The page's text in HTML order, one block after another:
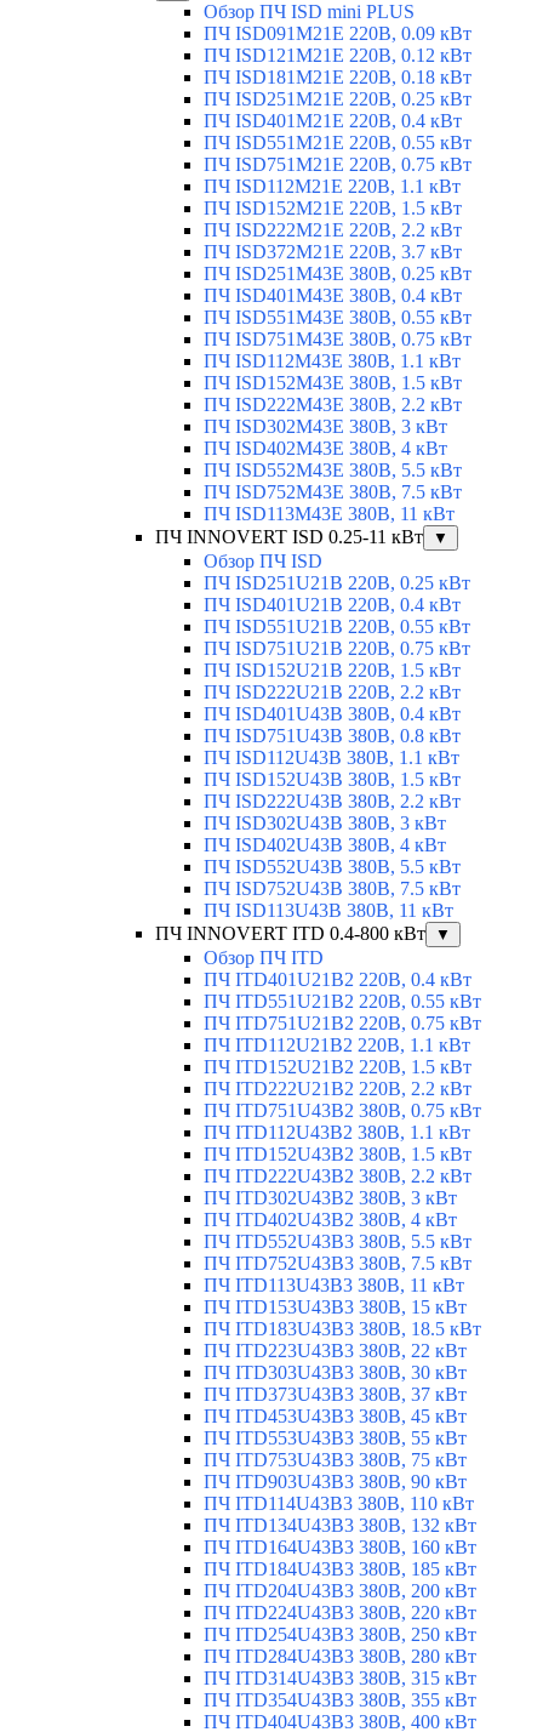
Обзор ПЧ ISD mini PLUS
ПЧ ISD091M21E 220В, 0.09 кВт
ПЧ ISD121M21E 220В, 0.12 кВт
ПЧ ISD181M21E 220В, 0.18 кВт
ПЧ ISD251M21E 220В, 0.25 кВт
ПЧ ISD401M21E 220В, 0.4 кВт
ПЧ ISD551M21E 220В, 0.55 кВт
ПЧ ISD751M21E 220В, 0.75 кВт
ПЧ ISD112M21E 220В, 1.1 кВт
ПЧ ISD152M21E 220В, 1.5 кВт
ПЧ ISD222M21E 220В, 2.2 кВт
ПЧ ISD372M21E 220В, 3.7 кВт
ПЧ ISD251M43E 380В, 0.25 кВт
ПЧ ISD401M43E 380В, 0.4 кВт
ПЧ ISD551M43E 380В, 0.55 кВт
ПЧ ISD751M43E 380В, 0.75 кВт
ПЧ ISD112M43E 380В, 1.1 кВт
ПЧ ISD152M43E 380В, 1.5 кВт
ПЧ ISD222M43E 380В, 2.2 кВт
ПЧ ISD302M43E 380В, 3 кВт
ПЧ ISD402M43E 380В, 4 кВт
ПЧ ISD552M43E 380В, 5.5 кВт
ПЧ ISD752M43E 380В, 7.5 кВт
ПЧ ISD113M43E 380В, 11 кВт
ПЧ INNOVERT ISD 0.25-11 кВт
▼
Обзор ПЧ ISD
ПЧ ISD251U21B 220В, 0.25 кВт
ПЧ ISD401U21B 220В, 0.4 кВт
ПЧ ISD551U21B 220В, 0.55 кВт
ПЧ ISD751U21B 220В, 0.75 кВт
ПЧ ISD152U21B 220В, 1.5 кВт
ПЧ ISD222U21B 220В, 2.2 кВт
ПЧ ISD401U43B 380В, 0.4 кВт
ПЧ ISD751U43B 380В, 0.8 кВт
ПЧ ISD112U43B 380В, 1.1 кВт
ПЧ ISD152U43B 380В, 1.5 кВт
ПЧ ISD222U43B 380В, 2.2 кВт
ПЧ ISD302U43B 380В, 3 кВт
ПЧ ISD402U43B 380В, 4 кВт
ПЧ ISD552U43B 380В, 5.5 кВт
ПЧ ISD752U43B 380В, 7.5 кВт
ПЧ ISD113U43B 380В, 11 кВт
ПЧ INNOVERT ITD 0.4-800 кВт
▼
Обзор ПЧ ITD
ПЧ ITD401U21B2 220В, 0.4 кВт
ПЧ ITD551U21B2 220В, 0.55 кВт
ПЧ ITD751U21B2 220В, 0.75 кВт
ПЧ ITD112U21B2 220В, 1.1 кВт
ПЧ ITD152U21B2 220В, 1.5 кВт
ПЧ ITD222U21B2 220В, 2.2 кВт
ПЧ ITD751U43B2 380В, 0.75 кВт
ПЧ ITD112U43B2 380В, 1.1 кВт
ПЧ ITD152U43B2 380В, 1.5 кВт
ПЧ ITD222U43B2 380В, 2.2 кВт
ПЧ ITD302U43B2 380В, 3 кВт
ПЧ ITD402U43B2 380В, 4 кВт
ПЧ ITD552U43B3 380В, 5.5 кВт
ПЧ ITD752U43B3 380В, 7.5 кВт
ПЧ ITD113U43B3 380В, 11 кВт
ПЧ ITD153U43B3 380В, 15 кВт
ПЧ ITD183U43B3 380В, 18.5 кВт
ПЧ ITD223U43B3 380В, 22 кВт
ПЧ ITD303U43B3 380В, 30 кВт
ПЧ ITD373U43B3 380В, 37 кВт
ПЧ ITD453U43B3 380В, 45 кВт
ПЧ ITD553U43B3 380В, 55 кВт
ПЧ ITD753U43B3 380В, 75 кВт
ПЧ ITD903U43B3 380В, 90 кВт
ПЧ ITD114U43B3 380В, 110 кВт
ПЧ ITD134U43B3 380В, 132 кВт
ПЧ ITD164U43B3 380В, 160 кВт
ПЧ ITD184U43B3 380В, 185 кВт
ПЧ ITD204U43B3 380В, 200 кВт
ПЧ ITD224U43B3 380В, 220 кВт
ПЧ ITD254U43B3 380В, 250 кВт
ПЧ ITD284U43B3 380В, 280 кВт
ПЧ ITD314U43B3 380В, 315 кВт
ПЧ ITD354U43B3 380В, 355 кВт
ПЧ ITD404U43B3 380В, 400 кВт